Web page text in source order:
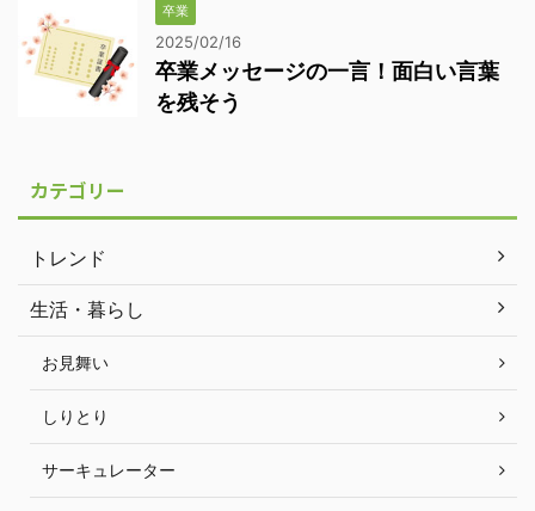
卒業
2025/02/16
卒業メッセージの一言！面白い言葉
を残そう
カテゴリー
トレンド
生活・暮らし
お見舞い
しりとり
サーキュレーター